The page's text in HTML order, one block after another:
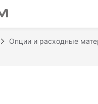
Опции и расходные